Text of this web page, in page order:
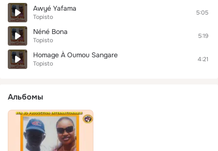
Awyé Yafama
Topisto
5:05
Néné Bona
Topisto
5:19
Homage À Oumou Sangare
Topisto
4:21
Альбомы